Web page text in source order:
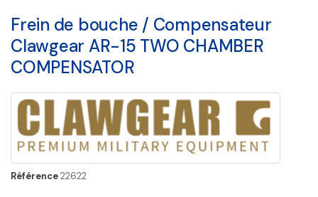
Frein de bouche / Compensateur
Clawgear AR-15 TWO CHAMBER
COMPENSATOR
Référence22622